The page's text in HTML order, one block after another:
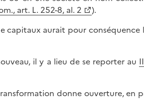
art. L. 252-8, al. 2
).
capitaux aurait pour
il y a lieu de se reporter au
donne ouverture, en